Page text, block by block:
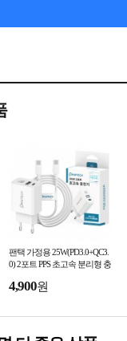
팬택 가정용 25W(PD3.0+QC3.
0) 2포트 PPS 초고속 분리형 충
함)
4,900원